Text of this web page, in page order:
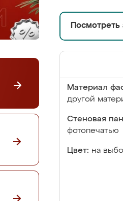
Материал
другой
Стеновая
фотопечатью
Цвет: на